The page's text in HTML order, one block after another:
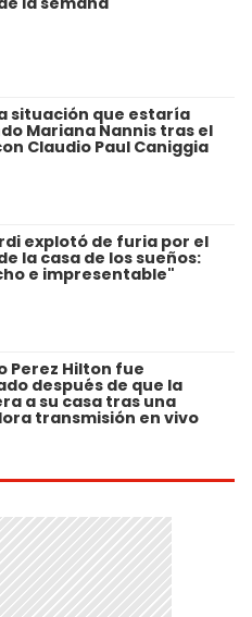
situación que estaría
Mariana Nannis tras el
Claudio Paul Caniggia
explotó de furia por el
la casa de los sueños:
e impresentable"
Perez Hilton fue
después de que la
a su casa tras una
transmisión en vivo